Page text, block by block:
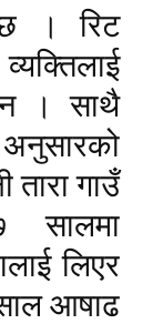
। रिट
। साथै
तारा गाउँ
सालमा
लिएर
आषाढ